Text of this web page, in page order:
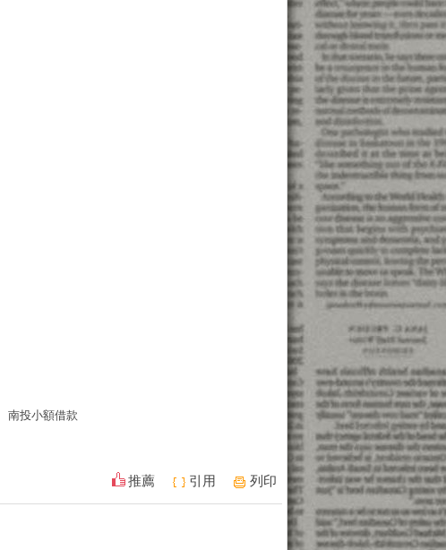
南投小額借款
推薦 引用 列印